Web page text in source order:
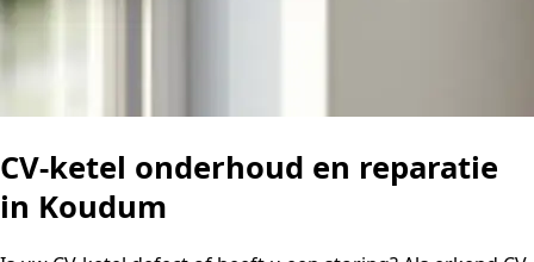
CV-ketel onderhoud en reparatie
in Koudum